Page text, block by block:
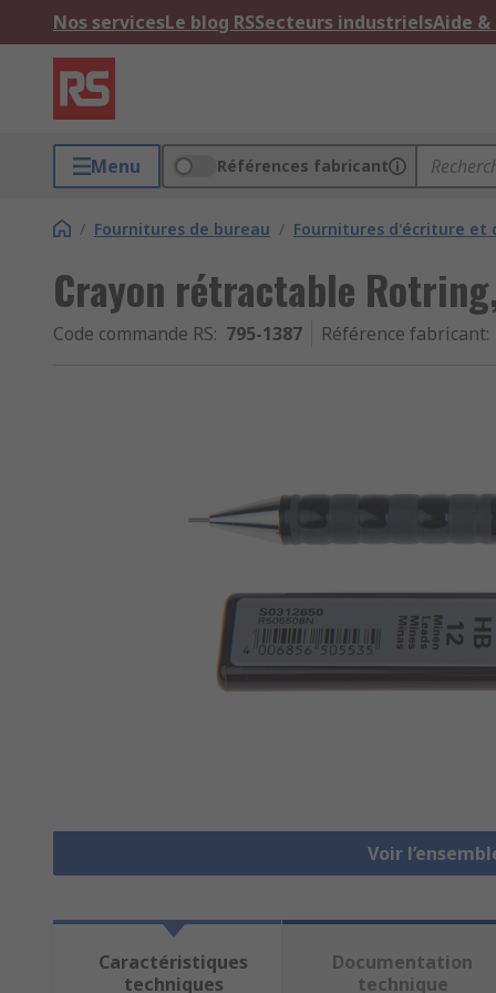
Nos servicesLe blog RSSecteurs industrielsAide
Menu Références fabricant
/ Fournitures de bureau / Fournitures d'écriture et
Crayon rétractable
Code commande RS: 795-1387 Référence fabricant:
Voir
Caractéristiques
techniques
Documentation
technique